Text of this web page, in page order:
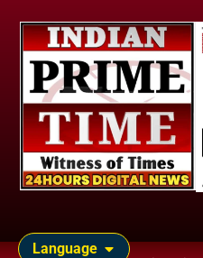
Language